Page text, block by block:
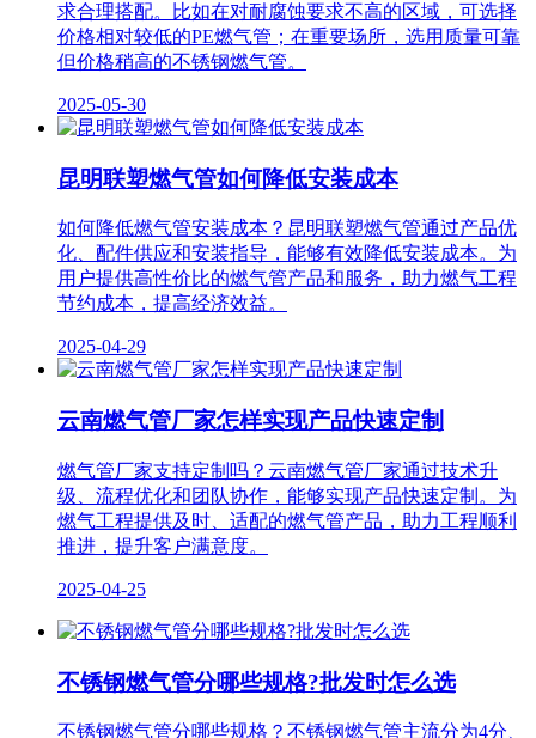
求合理搭配。比如在对耐腐蚀要求不高的区域，可选择
价格相对较低的PE燃气管；在重要场所，选用质量可靠
但价格稍高的不锈钢燃气管。
2025-05-30
昆明联塑燃气管如何降低安装成本
如何降低燃气管安装成本？昆明联塑燃气管通过产品优
化、配件供应和安装指导，能够有效降低安装成本。为
用户提供高性价比的燃气管产品和服务，助力燃气工程
节约成本，提高经济效益。
2025-04-29
云南燃气管厂家怎样实现产品快速定制
燃气管厂家支持定制吗？云南燃气管厂家通过技术升
级、流程优化和团队协作，能够实现产品快速定制。为
燃气工程提供及时、适配的燃气管产品，助力工程顺利
推进，提升客户满意度。
2025-04-25
不锈钢燃气管分哪些规格?批发时怎么选
不锈钢燃气管分哪些规格？不锈钢燃气管主流分为4分、